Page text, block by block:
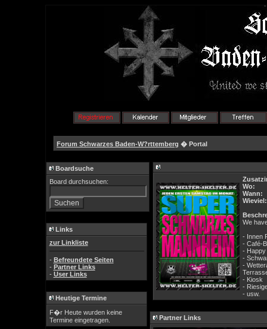
Forum Schwarzes Baden-W?rttemberg � Portal
Boardsuche
Board durchsuchen:
Links
zur Linkliste
- Befreundete Seiten
- Partner Links
- User Links
Heutige Termine
F�r Heute wurden keine
Termine eingetragen.
Wo:
Wann:
Wieviel:
We
- Innen
- Café-
-
-
-
- Kiosk
-
- usw.
Partner Links